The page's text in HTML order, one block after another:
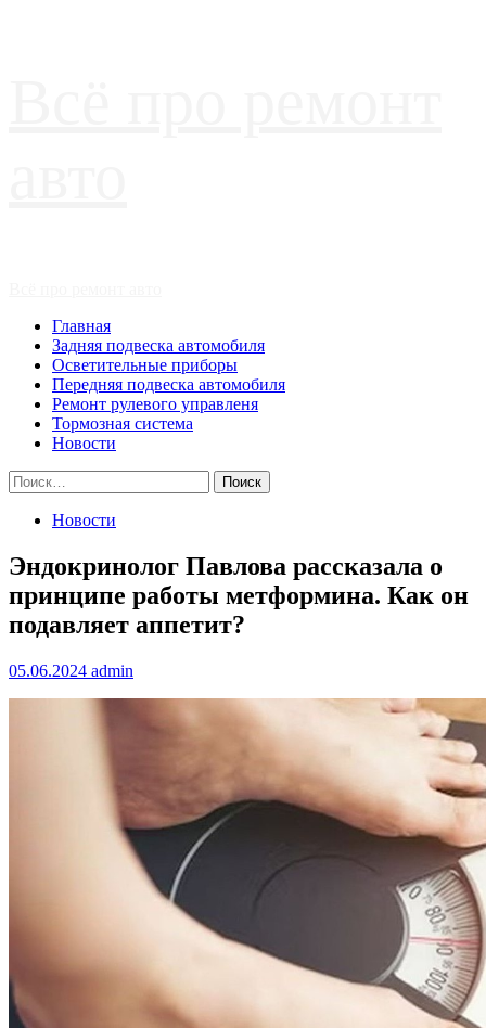
Главная
Задняя подвеска автомобиля
Осветительные приборы
Передняя подвеска автомобиля
Ремонт рулевого управленя
Тормозная система
Новости
Найти:
Новости
Эндокринолог Павлова рассказала о
принципе работы метформина. Как он
подавляет аппетит?
05.06.2024 admin